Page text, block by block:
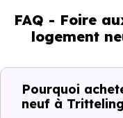
démographique
demande locative
plus recherchées.
Côté cadre de vie,
FAQ - Foire
logement
Pourquoi
neuf à